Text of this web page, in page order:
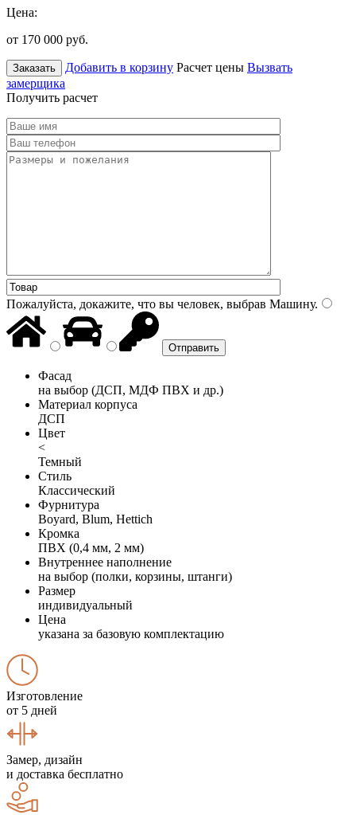
Цена:
от 170 000 руб.
Заказать Добавить в корзину Расчет цены Вызвать
замерщика
Получить расчет
Пожалуйста, докажите, что вы человек, выбрав Машину.
Фасад
на выбор (ДСП, МДФ ПВХ и др.)
Материал корпуса
ДСП
Цвет
<
Темный
Стиль
Классический
Фурнитура
Boyard, Blum, Hettich
Кромка
ПВХ (0,4 мм, 2 мм)
Внутреннее наполнение
на выбор (полки, корзины, штанги)
Размер
индивидуальный
Цена
указана за базовую комплектацию
Изготовление
от 5 дней
Замер, дизайн
и доставка бесплатно